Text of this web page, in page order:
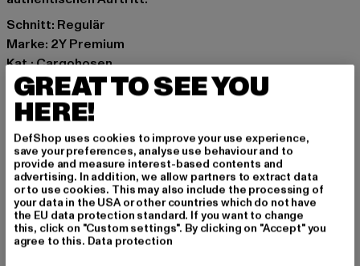
Schnitt: Regulär
Marke: 2Y Premium
Kat.: Cargohosen
Farbe: grün
Hersteller Farbe: green
Materialzusammensetzung: 100% Baumwolle
Art.Nr: UNF3041A-00110
Hersteller: 2Y Premium GmbH |info@2y-studios.com
Hollefeldstraße 16 | 48282 Emsdetten | DE
GRÖSSE & PASSFORM
GREAT TO SEE YOU
HERE!
DefShop uses cookies to improve your use experience,
save your preferences, analyse use behaviour and to
provide and measure interest-based contents and
advertising. In addition, we allow partners to extract data
or to use cookies. This may also include the processing of
your data in the USA or other countries which do not have
the EU data protection standard. If you want to change
this, click on "Custom settings". By clicking on "Accept" you
agree to this. Data protection